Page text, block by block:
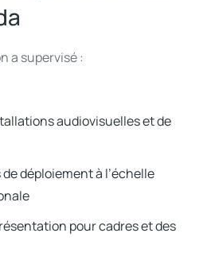
a supervisé :
audiovisuelles et de
déploiement à l’échelle
pour cadres et des